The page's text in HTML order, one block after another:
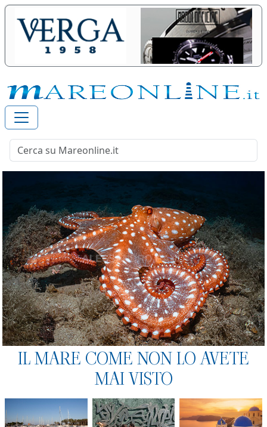
IL MARE COME NON LO AVETE
MAI VISTO